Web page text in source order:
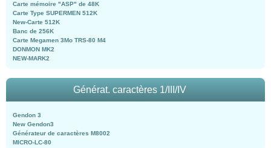
Carte mémoire "ASP" de 48K
Carte Type SUPERMEN 512K
New-Carte 512K
Banc de 256K
Carte Megamen 3Mo TRS-80 M4
DONMON MK2
NEW-MARK2
Générat. caractères 1/III/IV
Gendon 3
New Gendon3
Générateur de caractères M8002
MICRO-LC-80